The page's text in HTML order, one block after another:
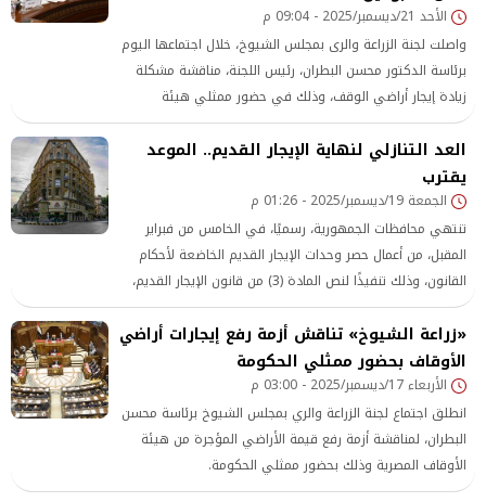
الأحد 21/ديسمبر/2025 - 09:04 م
واصلت لجنة الزراعة والرى بمجلس الشيوخ، خلال اجتماعها اليوم
برئاسة الدكتور محسن البطران، رئيس اللجنة، مناقشة مشكلة
زيادة إيجار أراضي الوقف، وذلك في حضور ممثلي هيئة
الأوقاف وهيئة الإصلاح الزراعى.
العد التنازلي لنهاية الإيجار القديم.. الموعد
يقترب
الجمعة 19/ديسمبر/2025 - 01:26 م
تنتهي محافظات الجمهورية، رسميًا، في الخامس من فبراير
المقبل، من أعمال حصر وحدات الإيجار القديم الخاضعة لأحكام
القانون، وذلك تنفيذًا لنص المادة (3) من قانون الإيجار القديم،
التي تنص على تشكيل لجان حصر بقرار من المحافظ المختص
لتقسيم المناطق السكنية إلى متميزة ومتوسطة واقتصادية
وفق معايير وضوابط محددة.
«زراعة الشيوخ» تناقش أزمة رفع إيجارات أراضي
الأوقاف بحضور ممثلي الحكومة
الأربعاء 17/ديسمبر/2025 - 03:00 م
انطلق اجتماع لجنة الزراعة والري بمجلس الشيوخ برئاسة محسن
البطران، لمناقشة أزمة رفع قيمة الأراضي المؤجرة من هيئة
الأوقاف المصرية وذلك بحضور ممثلي الحكومة.